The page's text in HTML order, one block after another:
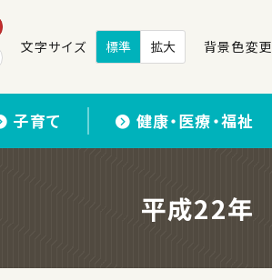
文字サイズ 標準 拡大 背景色変更
子育て 健康・医療・福祉
平成22年